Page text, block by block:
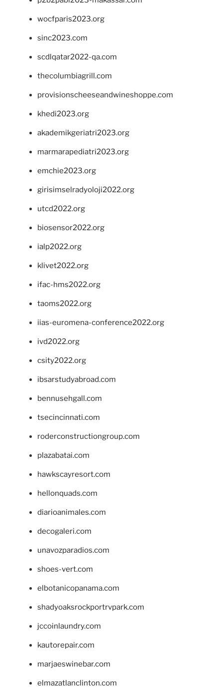
wocfparis2023.org
sinc2023.com
scdlqatar2022-qa.com
thecolumbiagrill.com
provisionscheeseandwineshoppe.com
khedi2023.org
akademikgeriatri2023.org
marmarapediatri2023.org
emchie2023.org
girisimselradyoloji2022.org
utcd2022.org
biosensor2022.org
ialp2022.org
klivet2022.org
ifac-hms2022.org
taoms2022.org
iias-euromena-conference2022.org
ivd2022.org
csity2022.org
ibsarstudyabroad.com
bennusehgall.com
tsecincinnati.com
roderconstructiongroup.com
plazabatai.com
hawkscayresort.com
hellonquads.com
diarioanimales.com
decogaleri.com
unavozparadios.com
shoes-vert.com
elbotanicopanama.com
shadyoaksrockportrvpark.com
jccoinlaundry.com
kautorepair.com
marjaeswinebar.com
elmazatlanclinton.com